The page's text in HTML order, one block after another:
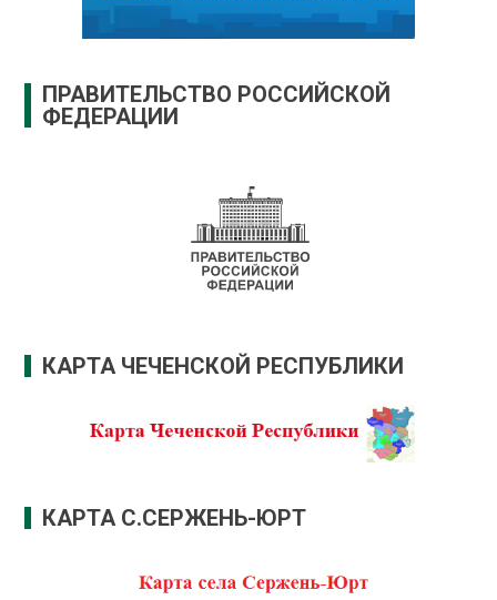
ПРАВИТЕЛЬСТВО РОССИЙСКОЙ
ФЕДЕРАЦИИ
КАРТА ЧЕЧЕНСКОЙ РЕСПУБЛИКИ
КАРТА С.СЕРЖЕНЬ-ЮРТ